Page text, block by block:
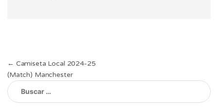
Navegación
de
entradas
← Camiseta Local 2024-25
(Match) Manchester
Buscar: